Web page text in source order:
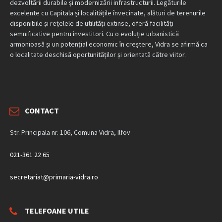
dezvoltării durabile și modernizării infrastructurii. Legăturile
excelente cu Capitala și localitățile învecinate, alături de terenurile
disponibile și rețelele de utilități extinse, oferă facilități
semnificative pentru investitori. Cu o evoluție urbanistică
armonioasă și un potențial economic în creștere, Vidra se afirmă ca
o localitate deschisă oportunităților și orientată către viitor.
CONTACT
Str. Principala nr. 106, Comuna Vidra, Ilfov
021-361 22 65
secretariat@primaria-vidra.ro
TELEFOANE UTILE